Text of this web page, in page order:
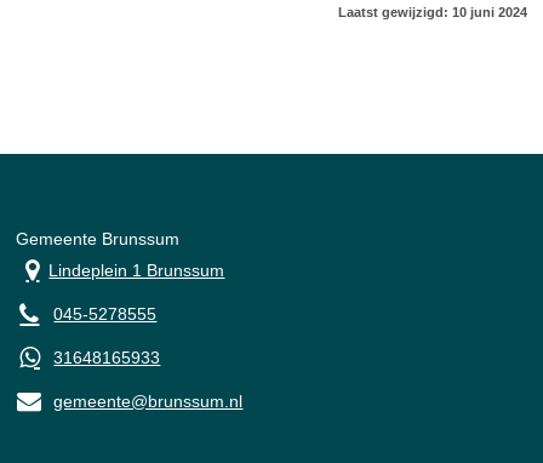
Laatst gewijzigd: 10 juni 2024
Gemeente Brunssum
Lindeplein 1 Brunssum
045-5278555
31648165933
gemeente@brunssum.nl